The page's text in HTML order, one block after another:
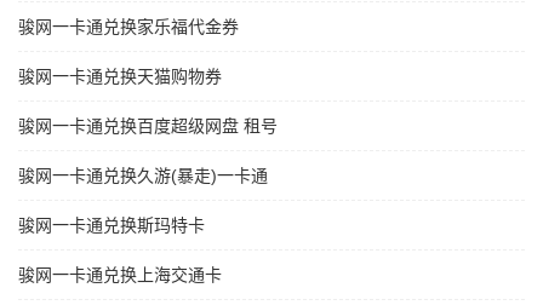
骏网一卡通兑换家乐福代金券
骏网一卡通兑换天猫购物券
骏网一卡通兑换百度超级网盘 租号
骏网一卡通兑换久游(暴走)一卡通
骏网一卡通兑换斯玛特卡
骏网一卡通兑换上海交通卡